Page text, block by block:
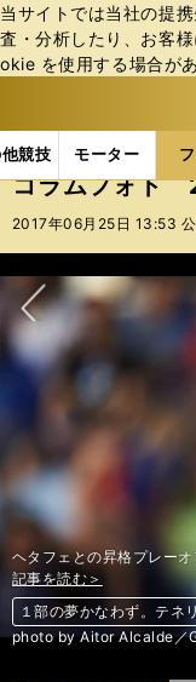
当サイトでは当社の提
査・分析したり、お客
okie を使⽤する場合が
競技 モーター
b
ス
ポ
ル
ー
バ
フォトギャラリ
コラムフォト
2017年06月25日 13:53
次へ
ヘタフェとの昇格プレー
記事を読む＞
１部の夢かなわず。テネ
photo by Aitor Alcalde／
記事を読む＞
全米２位の松山英樹が、
記事を読む＞
大迫傑「１年ぶりの１万
記事を読む＞
桑原、糸原ほか、金本タ
記事を読む＞
復調した才媛ランナー・
記事を読む＞
【新車のツボ137】スズ
三拍子
記事を読む＞
【新車のツボ137】スズ
三拍子
前へ